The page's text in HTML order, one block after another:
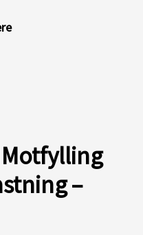
Motfylling
–